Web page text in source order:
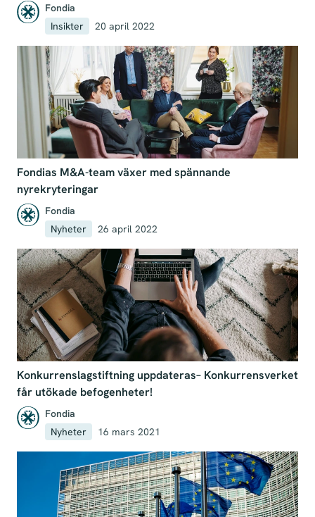
Fondia
Insikter
20 april 2022
Fondias M&A-team växer med spännande
nyrekryteringar
Fondia
Nyheter
26 april 2022
Konkurrenslagstiftning uppdateras– Konkurrensverket
får utökade befogenheter!
Fondia
Nyheter
16 mars 2021